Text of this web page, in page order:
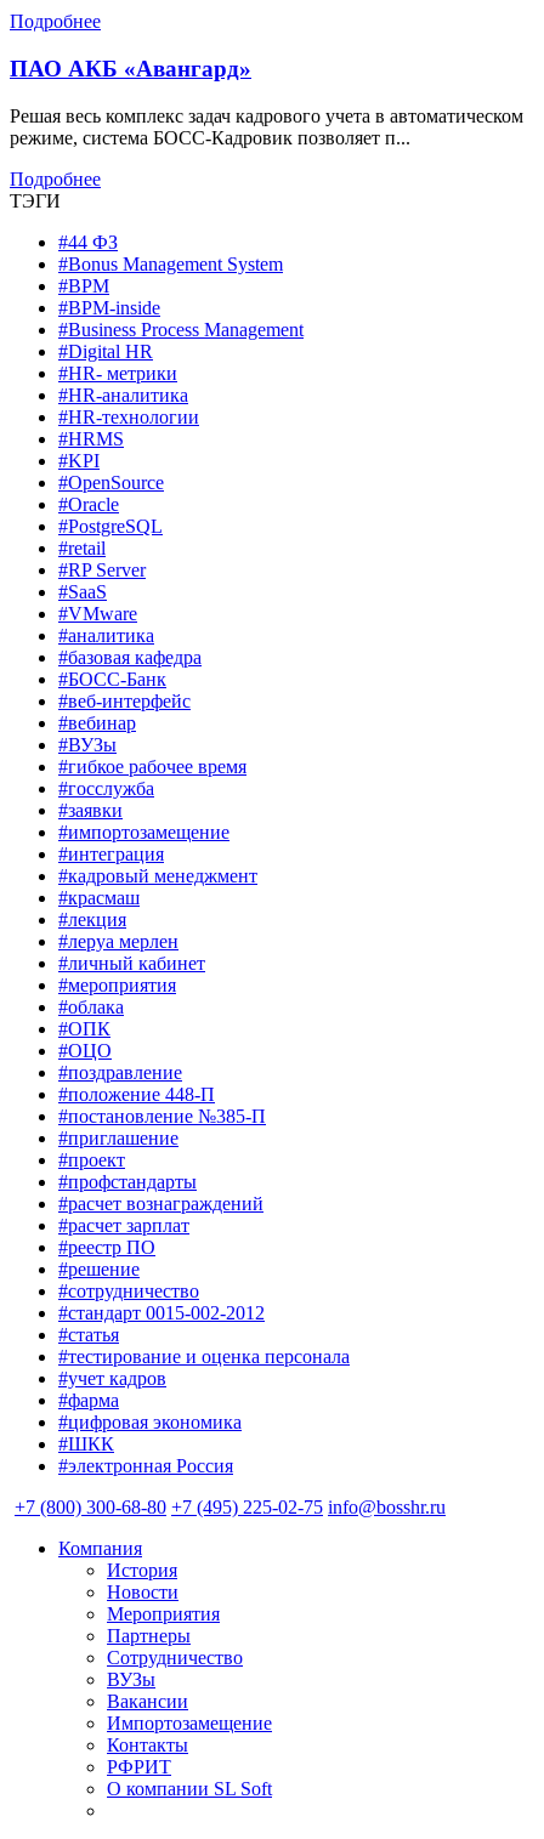
Подробнее
ПАО АКБ «Авангард»
Решая весь комплекс задач кадрового учета в автоматическом
режиме, система БОСС-Кадровик позволяет п...
Подробнее
ТЭГИ
#44 ФЗ
#Bonus Management System
#BPM
#BPM-inside
#Business Process Management
#Digital HR
#HR- метрики
#HR-аналитика
#HR-технологии
#HRMS
#KPI
#OpenSource
#Oracle
#PostgreSQL
#retail
#RP Server
#SaaS
#VMware
#аналитика
#базовая кафедра
#БОСС-Банк
#веб-интерфейс
#вебинар
#ВУЗы
#гибкое рабочее время
#госслужба
#заявки
#импортозамещение
#интеграция
#кадровый менеджмент
#красмаш
#лекция
#леруа мерлен
#личный кабинет
#мероприятия
#облака
#ОПК
#ОЦО
#поздравление
#положение 448-П
#постановление №385-П
#приглашение
#проект
#профстандарты
#расчет вознаграждений
#расчет зарплат
#реестр ПО
#решение
#сотрудничество
#стандарт 0015-002-2012
#статья
#тестирование и оценка персонала
#учет кадров
#фарма
#цифровая экономика
#ШКК
#электронная Россия
+7 (800) 300-68-80 +7 (495) 225-02-75 info@bosshr.ru
Компания
История
Новости
Мероприятия
Партнеры
Сотрудничество
ВУЗы
Вакансии
Импортозамещение
Контакты
РФРИТ
О компании SL Soft